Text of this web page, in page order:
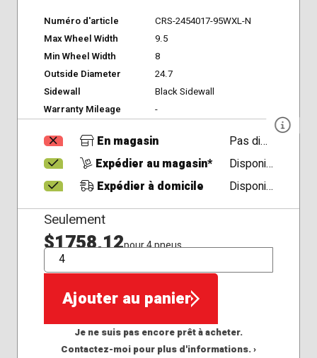
Numéro d'article
CRS-2454017-95WXL-N
Max Wheel Width
9.5
Min Wheel Width
8
Outside Diameter
24.7
Sidewall
Black Sidewall
Warranty Mileage
-
En magasin
Pas disponible
Expédier au magasin*
Disponible
Expédier à domicile
Disponible
Seulement
$1758,12pour 4 pneus
QTÉ
Ajouter au panier
Je ne suis pas encore prêt à acheter.
Contactez-moi pour plus d'informations. ›